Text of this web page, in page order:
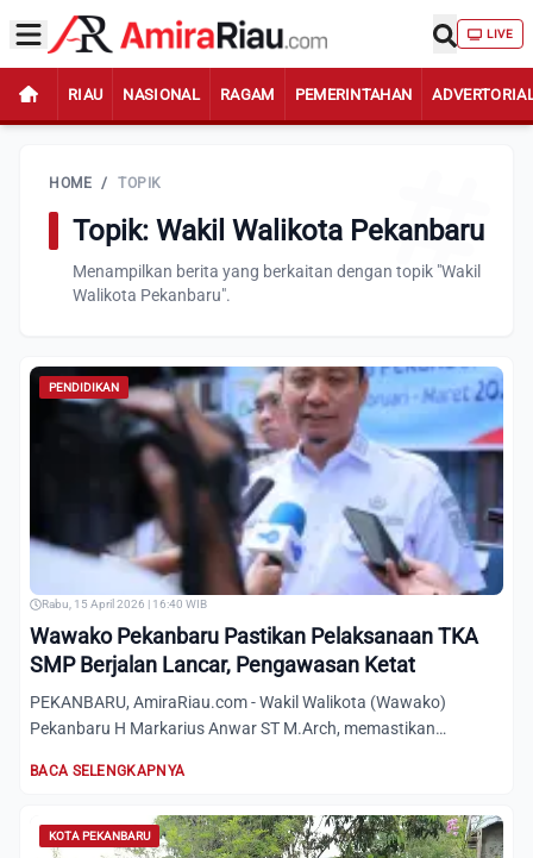
LIVE
RIAU NASIONAL RAGAM PEMERINTAHAN
HOME / TOPIK
Topik: Wakil Walikota Pekanbaru
Menampilkan berita yang berkaitan dengan topik "Wakil
Walikota Pekanbaru".
PENDIDIKAN
Rabu, 15 April 2026 | 16:40 WIB
Wawako Pekanbaru Pastikan Pelaksanaan TKA
SMP Berjalan Lancar, Pengawasan Ketat
PEKANBARU, AmiraRiau.com - Wakil Walikota (Wawako)
Pekanbaru H Markarius Anwar ST M.Arch, memastikan
BACA SELENGKAPNYA
KOTA PEKANBARU